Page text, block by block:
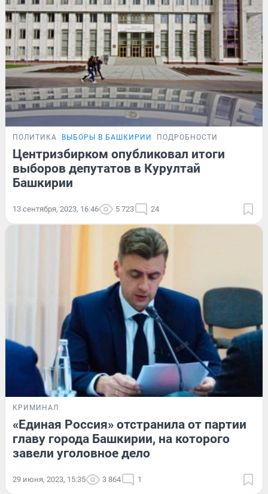
ПОЛИТИКА ВЫБОРЫ В БАШКИРИИ ПОДРОБНОСТИ
Центризбирком опубликовал итоги
выборов депутатов в Курултай
Башкирии
13 сентября, 2023, 16:46 5 723 24
КРИМИНАЛ
«Единая Россия» отстранила от партии
главу города Башкирии, на которого
завели уголовное дело
29 июня, 2023, 15:35 3 864 1